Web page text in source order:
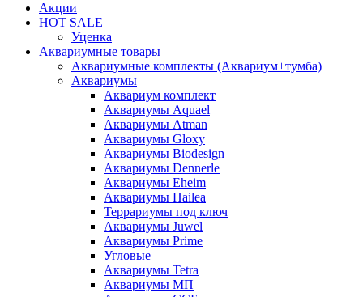
Акции
HOT SALE
Уценка
Аквариумные товары
Аквариумные комплекты (Аквариум+тумба)
Аквариумы
Аквариум комплект
Аквариумы Aquael
Аквариумы Atman
Аквариумы Gloxy
Аквариумы Biodesign
Аквариумы Dennerle
Аквариумы Eheim
Аквариумы Hailea
Террариумы под ключ
Аквариумы Juwel
Аквариумы Prime
Угловые
Аквариумы Tetra
Аквариумы МП